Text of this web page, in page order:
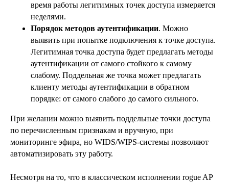
время работы легитимных точек доступа измеряется
неделями.
Порядок методов аутентификации. Можно
выявить при попытке подключения к точке доступа.
Легитимная точка доступа будет предлагать методы
аутентификации от самого стойкого к самому
слабому. Поддельная же точка может предлагать
клиенту методы аутентификации в обратном
порядке: от самого слабого до самого сильного.
При желании можно выявить поддельные точки доступа
по перечисленным признакам и вручную, при
мониторинге эфира, но WIDS/WIPS-системы позволяют
автоматизировать эту работу.
Несмотря на то, что в классическом исполнении rogue AP